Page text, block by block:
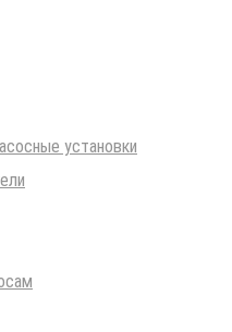
установки